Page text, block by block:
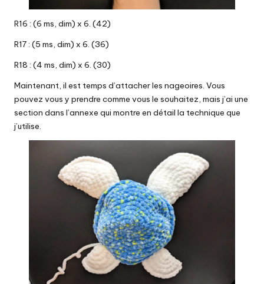
R16 : (6 ms, dim) x 6. (42)
R17 : (5 ms, dim) x 6. (36)
R18 : (4 ms, dim) x 6. (30)
Maintenant, il est temps d’attacher les nageoires. Vous
pouvez vous y prendre comme vous le souhaitez, mais j’ai une
section dans l’annexe qui montre en détail la technique que
j’utilise.